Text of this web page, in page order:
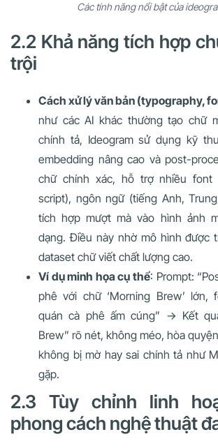
Các tính năng nổi bật của
2.2 Khả năng tích hợp
trội
Cách xử lý văn bản (typography,
như các AI khác thường tạo chữ
chính tả, Ideogram sử dụng kỹ
embedding nâng cao và post-
chữ chính xác, hỗ trợ nhiều font
script), ngôn ngữ (tiếng Anh,
tích hợp mượt mà vào hình ảnh
dạng. Điều này nhờ mô hình được
dataset chữ viết chất lượng cao.
Ví dụ minh họa cụ thể: Prompt:
phê với chữ ‘Morning Brew’ lớn,
quán cà phê ấm cúng” → Kết
Brew” rõ nét, không méo, hòa
không bị mờ hay sai chính tả như
gặp.
2.3 Tùy chỉnh linh
phong cách nghệ thuật